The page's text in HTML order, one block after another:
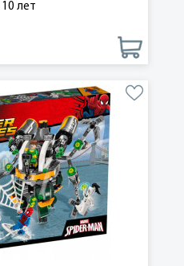
лет